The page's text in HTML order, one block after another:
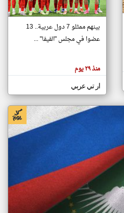
تغيير الدولة
اخبار جزر القمر على مدار الساعة
أهم اخبار جزر القمر العاجلة والمباشرة
بينهم ممثلو 7 دول عربية.. 13
عضوا في مجلس "الفيفا" ...
منذ ٢٩ يوم
ار تي عربي
klyoum.com